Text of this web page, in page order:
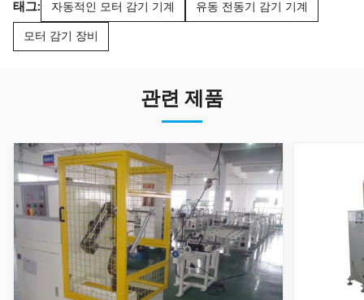
태그: 자동적인 모터 감기 기계 유동 전동기 감기 기계
모터 감기 장비
관련 제품